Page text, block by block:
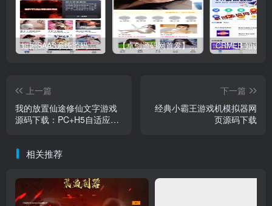
短剧SAAS系统源码｜多端分销+云存储+多租户架构 【卓创源码网首发】全开源视频打赏系统源码｜双模板+代理分站+易支付对接｜API全面修复｜站长盈利利器！​
上一篇
我的放置仙途修仙文字游戏
源码下载：PC+H5自适应
下一篇
经典小霸王游戏机模拟器网
页源码下载
相关推荐